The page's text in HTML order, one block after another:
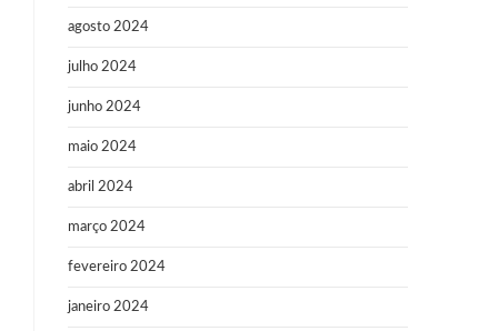
agosto 2024
julho 2024
junho 2024
maio 2024
abril 2024
março 2024
fevereiro 2024
janeiro 2024